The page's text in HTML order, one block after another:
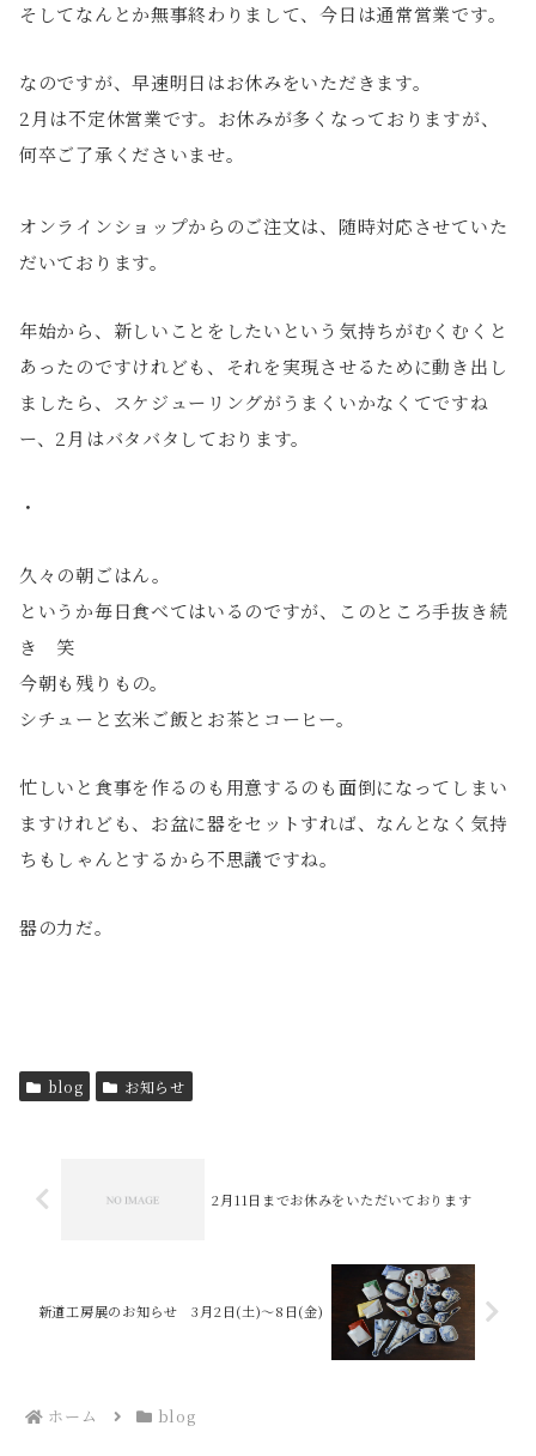
そしてなんとか無事終わりまして、今日は通常営業です。
なのですが、早速明日はお休みをいただきます。
2月は不定休営業です。お休みが多くなっておりますが、
何卒ご了承くださいませ。
オンラインショップからのご注文は、随時対応させていた
だいております。
年始から、新しいことをしたいという気持ちがむくむくと
あったのですけれども、それを実現させるために動き出し
ましたら、スケジューリングがうまくいかなくてですね
ー、2月はバタバタしております。
・
久々の朝ごはん。
というか毎日食べてはいるのですが、このところ手抜き続
き 笑
今朝も残りもの。
シチューと玄米ご飯とお茶とコーヒー。
忙しいと食事を作るのも用意するのも面倒になってしまい
ますけれども、お盆に器をセットすれば、なんとなく気持
ちもしゃんとするから不思議ですね。
器の力だ。
blog お知らせ
2月11日までお休みをいただいております
新道工房展のお知らせ 3月2日(土)〜8日(金)
ホーム blog